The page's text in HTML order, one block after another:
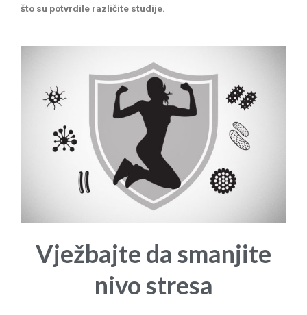
što su potvrdile različite studije.
Vježbajte da smanjite
nivo stresa